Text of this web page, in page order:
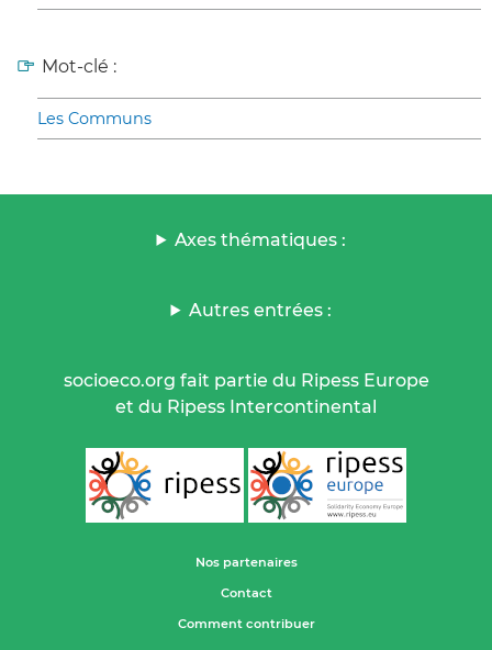
Mot-clé :
Les Communs
Axes thématiques :
Autres entrées :
socioeco.org fait partie du Ripess Europe
et du Ripess Intercontinental
Nos partenaires
Contact
Comment contribuer